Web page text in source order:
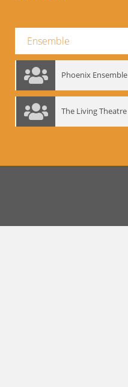
Ensemble
Phoenix Ensemble
The Living Theatre